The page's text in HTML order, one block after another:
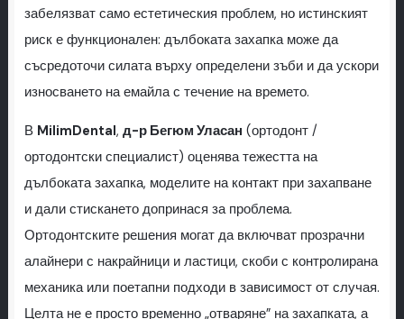
забелязват само естетическия проблем, но истинският
риск е функционален: дълбоката захапка може да
съсредоточи силата върху определени зъби и да ускори
износването на емайла с течение на времето.
В MilimDental, д-р Бегюм Уласан (ортодонт /
ортодонтски специалист) оценява тежестта на
дълбоката захапка, моделите на контакт при захапване
и дали стискането допринася за проблема.
Ортодонтските решения могат да включват прозрачни
алайнери с накрайници и ластици, скоби с контролирана
механика или поетапни подходи в зависимост от случая.
Целта не е просто временно „отваряне” на захапката, а